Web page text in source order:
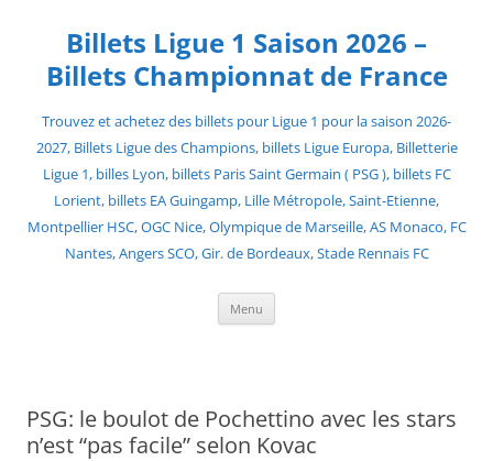
contentBillets Ligue 1 Saison 2026 –
Billets Championnat de France
Trouvez et achetez des billets pour Ligue 1 pour la saison 2026-
2027, Billets Ligue des Champions, billets Ligue Europa, Billetterie
Ligue 1, billes Lyon, billets Paris Saint Germain ( PSG ), billets FC
Lorient, billets EA Guingamp, Lille Métropole, Saint-Etienne,
Montpellier HSC, OGC Nice, Olympique de Marseille, AS Monaco, FC
Nantes, Angers SCO, Gir. de Bordeaux, Stade Rennais FC
Menu
PSG: le boulot de Pochettino avec les stars
n’est “pas facile” selon Kovac